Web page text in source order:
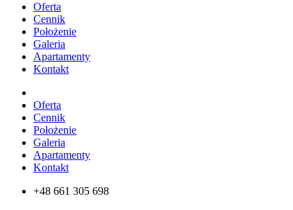
Oferta
Cennik
Położenie
Galeria
Apartamenty
Kontakt
Oferta
Cennik
Położenie
Galeria
Apartamenty
Kontakt
+48 661 305 698